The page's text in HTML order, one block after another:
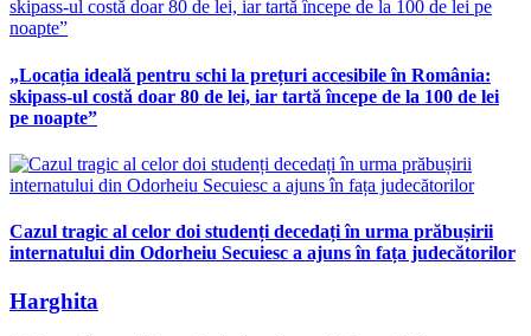
„Locația ideală pentru schi la prețuri accesibile în România:
skipass-ul costă doar 80 de lei, iar tartă începe de la 100 de lei
pe noapte”
Cazul tragic al celor doi studenți decedați în urma prăbușirii
internatului din Odorheiu Secuiesc a ajuns în fața judecătorilor
Harghita